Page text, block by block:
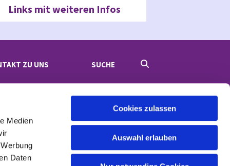
Medien
Daten
Cookies zulassen
Auswahl erlauben
Links mit weiteren Infos
ZU UNS SUCHE